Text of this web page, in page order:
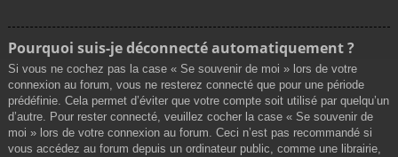
Pourquoi suis-je déconnecté automatiquement ?
Si vous ne cochez pas la case « Se souvenir de moi » lors de votre
connexion au forum, vous ne resterez connecté que pour une période
prédéfinie. Cela permet d’éviter que votre compte soit utilisé par quelqu’un
d’autre. Pour rester connecté, veuillez cocher la case « Se souvenir de
moi » lors de votre connexion au forum. Ceci n’est pas recommandé si
vous accédez au forum depuis un ordinateur public, comme une librairie,